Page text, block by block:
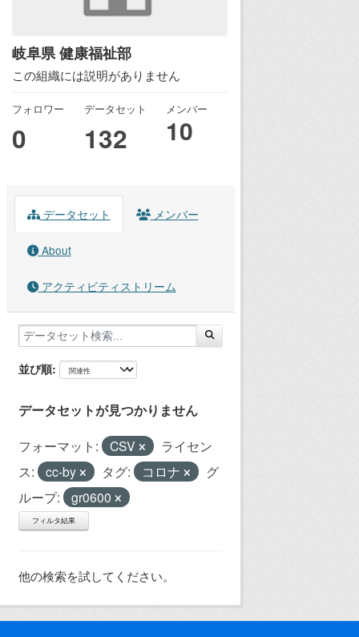
岐阜県 健康福祉部
この組織には説明がありません
フォロワー
0
データセット
132
メンバー
10
データセット メンバー
About
アクティビティストリーム
並び順
データセットが見つかりません
フォーマット: CSV
ライセン
ス:
cc-by タグ: コロナ
グ
ループ:
gr0600
フィルタ結果
他の検索を試してください。